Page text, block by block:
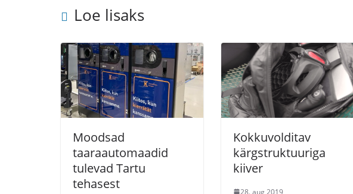
Loe lisaks
Moodsad
taaraautomaadid
tulevad Tartu
tehasest
Kokkuvolditav
kärgstruktuuriga
kiiver
28. aug 2019